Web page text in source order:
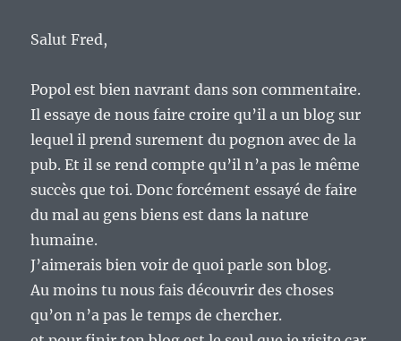
Salut Fred,
Popol est bien navrant dans son commentaire.
Il essaye de nous faire croire qu’il a un blog sur
lequel il prend surement du pognon avec de la
pub. Et il se rend compte qu’il n’a pas le même
succès que toi. Donc forcément essayé de faire
du mal au gens biens est dans la nature
humaine.
J’aimerais bien voir de quoi parle son blog.
Au moins tu nous fais découvrir des choses
qu’on n’a pas le temps de chercher.